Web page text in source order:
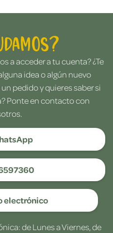
a acceder a tu cuenta? ¿Te
idea o algún nuevo
pedido y quieres saber si
Ponte en contacto con
electrónico
de Lunes a Viernes, de